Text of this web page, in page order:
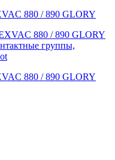
880 / 890 GLORY
группы,
880 / 890 GLORY